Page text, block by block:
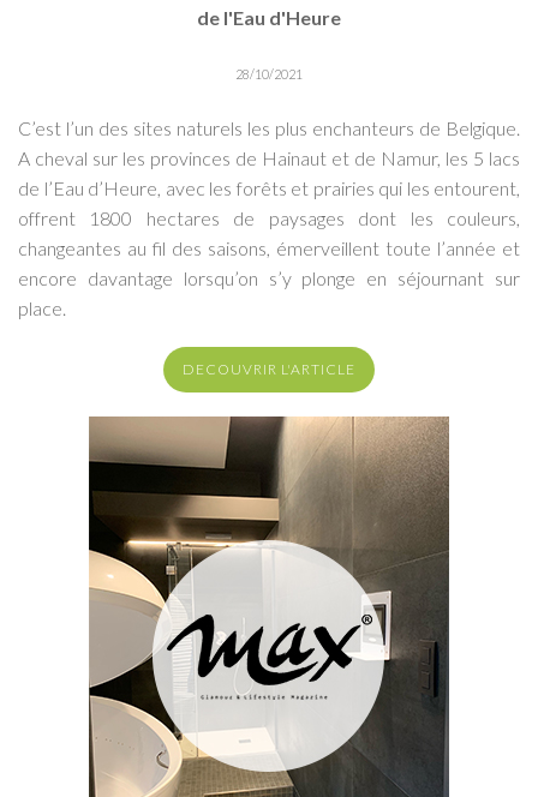
de l'Eau d'Heure
28/10/2021
C’est l’un des sites naturels les plus enchanteurs de Belgique.
A cheval sur les provinces de Hainaut et de Namur, les 5 lacs
de l’Eau d’Heure, avec les forêts et prairies qui les entourent,
offrent 1800 hectares de paysages dont les couleurs,
changeantes au fil des saisons, émerveillent toute l’année et
encore davantage lorsqu’on s’y plonge en séjournant sur
place.
DECOUVRIR L'ARTICLE